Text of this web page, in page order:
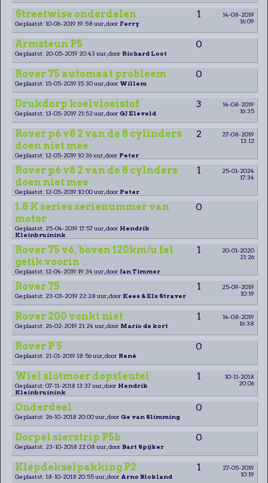
Streetwise onderdelen 1
14-08-2019
16:09
Geplaatst: 10-06-2019 19:58 uur, door Ferry
Armsteun P5 0
Geplaatst: 20-05-2019 20:43 uur, door Richard Loot
Rover 75 automaat probleem 0
Geplaatst: 15-05-2019 15:30 uur, door Willem
Drukdorp koelvloeistof 3
14-08-2019
16:35
Geplaatst: 13-05-2019 21:52 uur, door GJ Eleveld
Rover p6 v8 2 van de 8 cylinders
doen niet mee
2
27-08-2019
13:12
Geplaatst: 12-05-2019 10:36 uur, door Peter
Rover p6 v8 2 van de 8 cylnders
doen niet mee
1
25-01-2024
17:34
Geplaatst: 12-05-2019 10:00 uur, door Peter
1.8 K series serienummer van
motor
0
Geplaatst: 25-04-2019 17:57 uur, door Hendrik
Kleinbruinink
Rover 75 v6, boven 120km/u fel
getik voorin
1
20-01-2020
21:26
Geplaatst: 12-04-2019 19:34 uur, door Jan Timmer
Rover 75 1
25-09-2019
10:19
Geplaatst: 23-03-2019 22:28 uur, door Kees & Els Straver
Rover 200 vonkt niet 1
14-08-2019
16:38
Geplaatst: 26-02-2019 21:24 uur, door Mario de kort
Rover P 5 0
Geplaatst: 21-01-2019 18:56 uur, door René
Wiel slotmoer dopsleutel 1
10-11-2018
20:06
Geplaatst: 07-11-2018 13:37 uur, door Hendrik
Kleinbruinink
Onderdeel 0
Geplaatst: 26-10-2018 20:00 uur, door Ge van Slimming
Dorpel sierstrip P5b 0
Geplaatst: 23-10-2018 22:08 uur, door Bart Spijker
Klepdekselpakking P2 1
27-05-2019
10:19
Geplaatst: 18-10-2018 20:55 uur, door Arno Blokland